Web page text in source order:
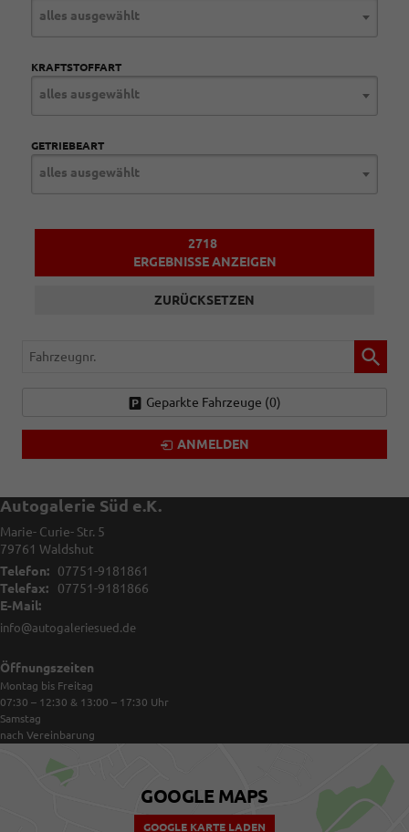
alles ausgewählt
KRAFTSTOFFART
alles ausgewählt
GETRIEBEART
alles ausgewählt
2718
ERGEBNISSE ANZEIGEN
ZURÜCKSETZEN
Fahrzeugnr.
Geparkte Fahrzeuge (0)
ANMELDEN
Autogalerie Süd e.K.
Marie- Curie- Str. 5
79761 Waldshut
Telefon:
07751-9181861
Telefax:
07751-9181866
E-Mail:
info@autogaleriesued.de
Öffnungszeiten
Montag bis Freitag
07:30 – 12:30 & 13:00 – 17:30 Uhr
Samstag
nach Vereinbarung
GOOGLE MAPS
GOOGLE KARTE LADEN